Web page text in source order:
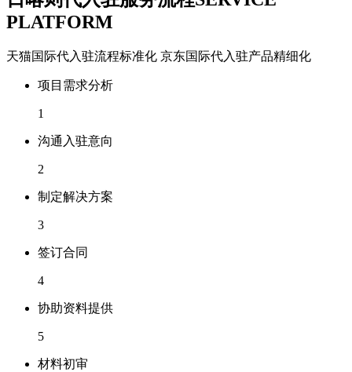
PLATFORM
天猫国际代入驻流程标准化 京东国际代入驻产品精细化
项目需求分析
1
沟通入驻意向
2
制定解决方案
3
签订合同
4
协助资料提供
5
材料初审